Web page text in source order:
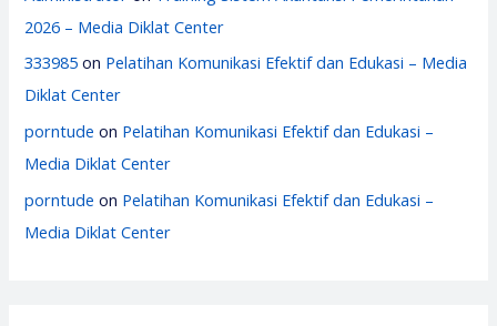
2026 – Media Diklat Center
333985 on Pelatihan Komunikasi Efektif dan Edukasi – Media
Diklat Center
porntude on Pelatihan Komunikasi Efektif dan Edukasi –
Media Diklat Center
porntude on Pelatihan Komunikasi Efektif dan Edukasi –
Media Diklat Center